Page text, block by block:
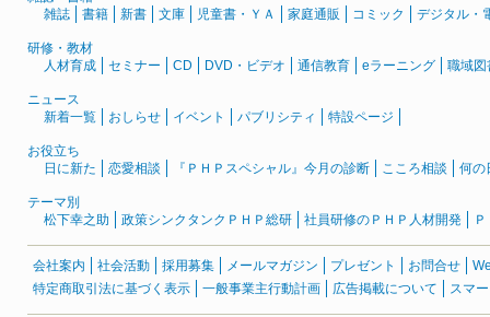
雑誌
書籍 新書 文庫 児童書・ＹＡ 家庭通販 コミック デジタル・
研修・教材
人材育成
セミナー CD DVD・ビデオ 通信教育 eラーニング 職域図
ニュース
新着一覧
おしらせ イベント パブリシティ 特設ページ
お役立ち
日に新た
恋愛相談 『ＰＨＰスペシャル』今月の診断 こころ相談 何の
テーマ別
松下幸之助
政策シンクタンクＰＨＰ総研 社員研修のＰＨＰ人材開発
会社案内 社会活動 採用募集 メールマガジン プレゼント お問合せ
特定商取引法に基づく表示
一般事業主行動計画 広告掲載について スマ